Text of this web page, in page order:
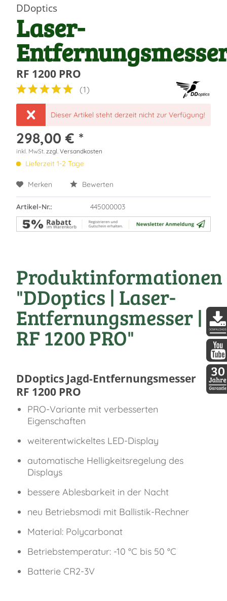
DDoptics
Laser-
RF 1200 PRO
(1)
Dieser Artikel steht derzeit nicht zur Verfügung!
298,00 € *
inkl. MwSt. zzgl. Versandkosten
Lieferzeit 1-2 Tage
Merken Bewerten
Artikel-Nr.: 445000003
Produktinformationen
"DDoptics | Laser-
Entfernungsmesser |
RF 1200 PRO"
DDoptics Jagd-Entfernungsmesser
RF 1200 PRO
PRO-Variante mit verbesserten
Eigenschaften
weiterentwickeltes LED-Display
automatische Helligkeitsregelung des
Displays
bessere Ablesbarkeit in der Nacht
neu Betriebsmodi mit Ballistik-Rechner
Material: Polycarbonat
Betriebstemperatur: -10 °C bis 50 °C
Batterie CR2-3V